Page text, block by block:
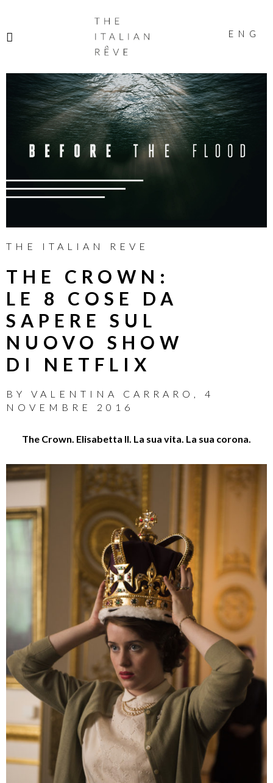
ITALIAN
RÊVE
ENG
THE ITALIAN REVE
THE CROWN:
LE 8 COSE DA
SAPERE SUL
NUOVO SHOW
DI NETFLIX
BY VALENTINA CARRARO , 4
NOVEMBRE 2016
The Crown. Elisabetta II. La sua vita. La sua corona.